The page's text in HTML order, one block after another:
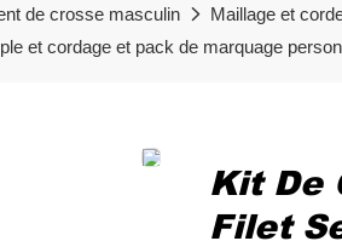
de crosse masculin
Maillage et
et cordage et pack de marquage
Kit De
Filet